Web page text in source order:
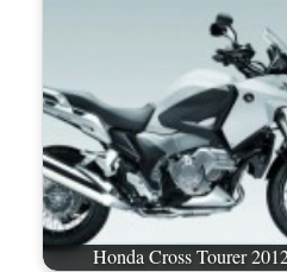
Honda Cross Tourer